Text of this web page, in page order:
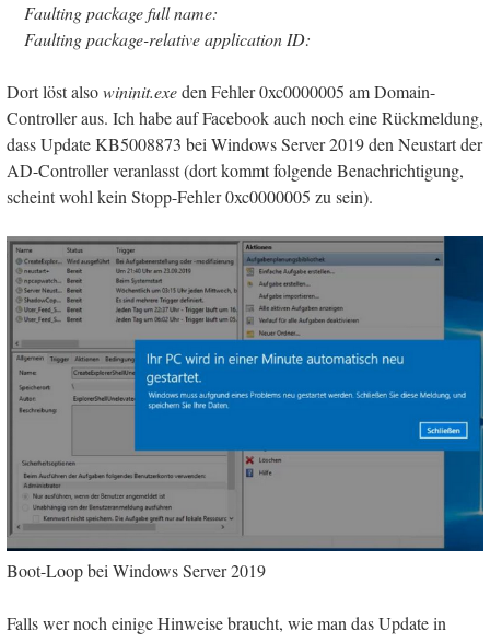
Faulting package full name:
Faulting package-relative application ID:
Dort löst alsowininit.exeden Fehler 0xc0000005 am Domain-
Controller aus. Ich habe auf Facebook auch noch eine Rückmeldung,
dass Update KB5008873 bei Windows Server 2019 den Neustart der
AD-Controller veranlasst (dort kommt folgende Benachrichtigung,
scheint wohl kein Stopp-Fehler 0xc0000005 zu sein).
Boot-Loop bei Windows Server 2019
Falls wer noch einige Hinweise braucht, wie man das Update in